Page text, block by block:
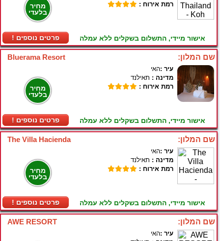
מחיר
בלעדי
! פרטים נוספים
רמת אירוח :
אישור מיידי, התשלום בשקלים ללא עמלה
Bluerama Resort שם המלון:
מחיר
בלעדי
! פרטים נוספים
עיר :האי
מדינה : תאילנד
רמת אירוח :
אישור מיידי, התשלום בשקלים ללא עמלה
The Villa Hacienda שם המלון:
מחיר
בלעדי
! פרטים נוספים
עיר :האי
מדינה : תאילנד
רמת אירוח :
אישור מיידי, התשלום בשקלים ללא עמלה
AWE RESORT שם המלון:
עיר :האי